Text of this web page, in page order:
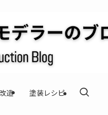
造 塗装レシピ